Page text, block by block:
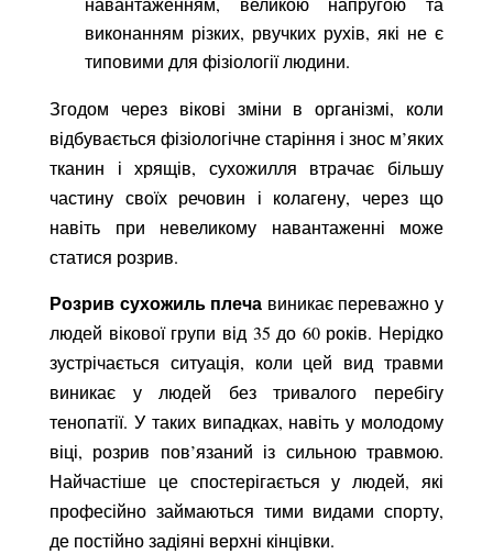
виконанням різких, рвучких рухів, які не є
типовими для фізіології людини.
Згодом через вікові зміни в організмі, коли
відбувається фізіологічне старіння і знос м’яких
тканин і хрящів, сухожилля втрачає більшу
частину своїх речовин і колагену, через що
навіть при невеликому навантаженні може
статися розрив.
Розрив сухожиль плеча виникає переважно у
людей вікової групи від 35 до 60 років. Нерідко
зустрічається ситуація, коли цей вид травми
виникає у людей без тривалого перебігу
тенопатії. У таких випадках, навіть у молодому
віці, розрив пов’язаний із сильною травмою.
Найчастіше це спостерігається у людей, які
професійно займаються тими видами спорту,
де постійно задіяні верхні кінцівки.